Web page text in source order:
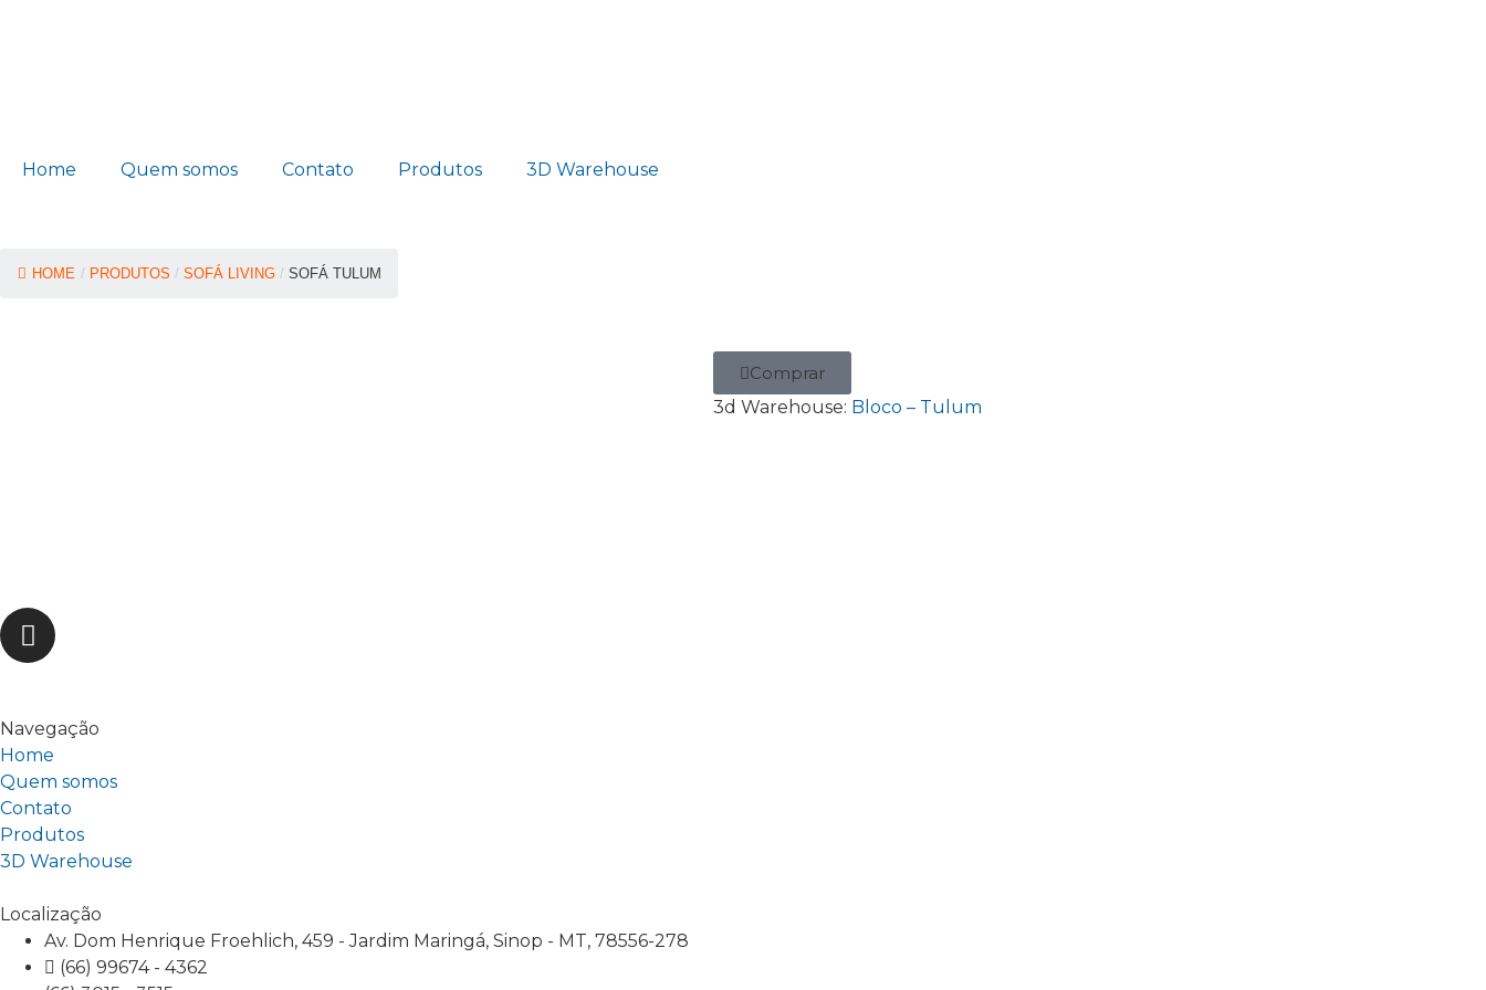
Home Quem somos Contato Produtos 3D Warehouse
HOME / PRODUTOS / SOFÁ LIVING / SOFÁ TULUM
Comprar
3d Warehouse: Bloco – Tulum
Navegação
Home
Quem somos
Contato
Produtos
3D Warehouse
Localização
Av. Dom Henrique Froehlich, 459 - Jardim Maringá, Sinop - MT, 78556-278
(66) 99674 - 4362